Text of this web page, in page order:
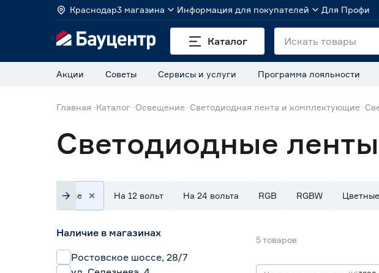
Краснодар3 магазина Информация для покупателей Для Профи
Каталог
Акции Советы Сервисы и услуги Программа лояльности
Главная Каталог Освещение Светодиодная лента и комплектующие
Светодиодные
Все На 12 вольт На 24 вольта RGB RGBW Цветные
Наличие в магазинах
Ростовское шоссе, 28/7
5товаров